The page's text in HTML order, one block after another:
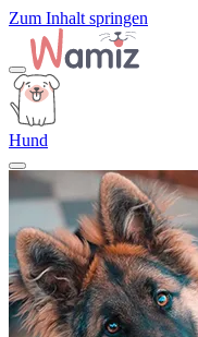
Zum Inhalt springen
Hund